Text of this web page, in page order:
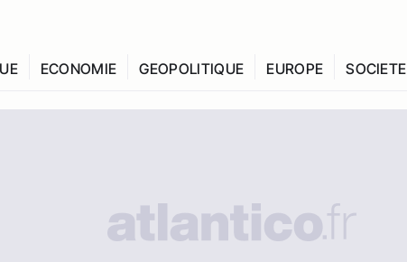
ECONOMIE GEOPOLITIQUE EUROPE SOCIETE